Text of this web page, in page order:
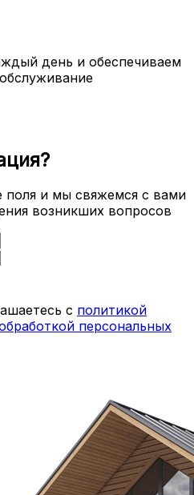
день и обеспечиваем
поля и мы свяжемся с вами
возникших вопросов
с политикой
персональных